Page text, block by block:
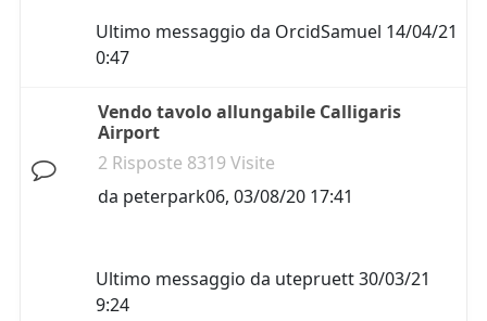
Ultimo messaggio da OrcidSamuel 14/04/21
0:47
Vendo tavolo allungabile Calligaris
Airport
2 Risposte 8319 Visite
da peterpark06, 03/08/20 17:41
Ultimo messaggio da utepruett30/03/21
9:24